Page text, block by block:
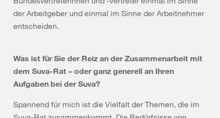
der Arbeitgeber und einmal im Sinne der Arbeitnehmer
entscheiden.
Was ist für Sie der Reiz an der Zusammenarbeit mit
dem Suva-Rat – oder ganz generell an Ihren
Aufgaben bei der Suva?
Spannend für mich ist die Vielfalt der Themen, die im